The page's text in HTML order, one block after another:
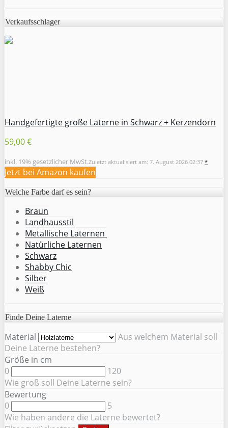
Verkaufsschlager
Handgefertigte große Laterne in Schwarz + Kerzendorn
59,00 €
inkl. 19% gesetzlicher MwSt.Zuletzt aktualisiert am: 7. August 2026 02:37 *
Jetzt bei Amazon kaufen
Welche Farbe darf es sein?
Braun
Landhausstil
Metallische Laternen
Natürliche Laternen
Schwarz
Shabby Chic
Silber
Weiß
Finde Deine Laterne
Material
Aus welchem Material soll
Deine Laterne bestehen?
Größe in cm
0
120
Wie groß soll Deine Laterne sein?
Bewertung
0
5
Wie haben andere die Laterne bewertet?